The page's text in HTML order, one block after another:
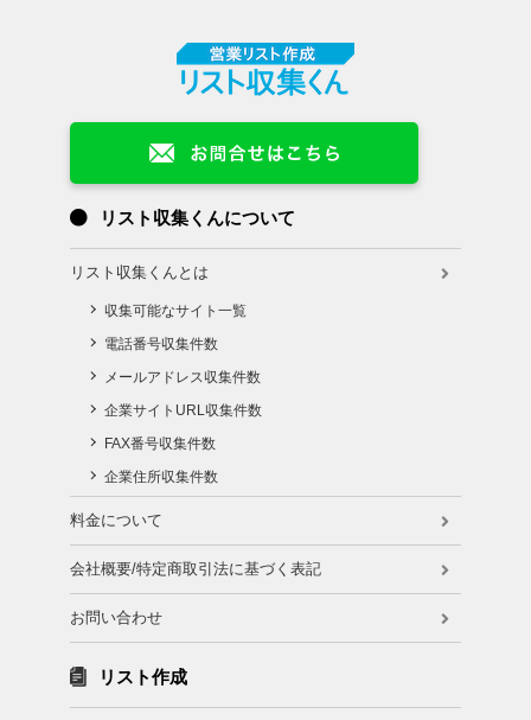
リスト収集くんについて
リスト収集くんとは
収集可能なサイト一覧
電話番号収集件数
メールアドレス収集件数
企業サイトURL収集件数
FAX番号収集件数
企業住所収集件数
料金について
会社概要/特定商取引法に基づく表記
お問い合わせ
リスト作成